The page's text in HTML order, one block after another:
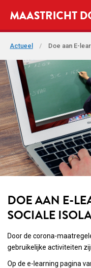
MAASTRICHT
Actueel / Doe aan E-
DOE AAN E-
SOCIALE
Door de corona-
gebruikelijke activiteiten
Op de e-learning pagina